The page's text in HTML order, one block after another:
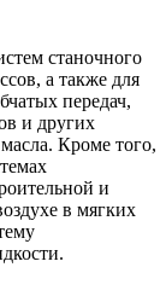
станочного
а также для
передач,
и других
Кроме того,
и
в мягких